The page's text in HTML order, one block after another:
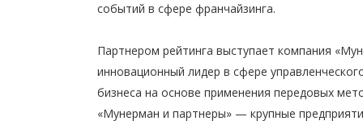
событий в сфере франчайзинга.
Партнером рейтинга выступает компания
инновационный лидер в сфере
бизнеса на основе применения передовых
«Мунерман и партнеры» — крупные